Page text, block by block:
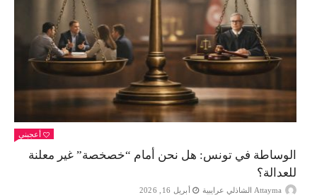
أعجبني
الوساطة في تونس: هل نحن أمام “خصخصة” غير معلنة
للعدالة؟
Attayma الشاذلي عرايبية أبريل 16, 2026